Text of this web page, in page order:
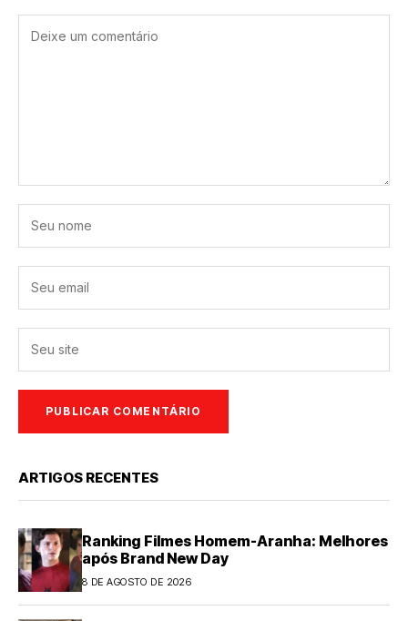
ARTIGOS RECENTES
Ranking Filmes Homem-Aranha: Melhores
após Brand New Day
8 DE AGOSTO DE 2026